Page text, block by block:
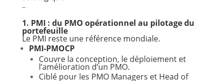
–
1. PMI : du PMO opérationnel au pilotage du
portefeuille
Le PMI reste une référence mondiale.
PMI-PMOCP
Couvre la conception, le déploiement et
l’amélioration d’un PMO.
Ciblé pour les PMO Managers et Head of